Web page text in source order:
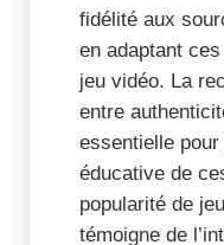
fidélité aux
en adaptant
jeu vidéo. La
entre
essentielle
éducative de
popularité de
témoigne de